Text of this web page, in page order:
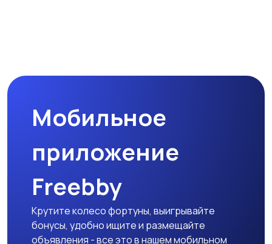
Мобильное
приложение
Freebby
Крутите колесо фортуны, выигрывайте
бонусы, удобно ищите и размещайте
объявления - все это в нашем мобильном